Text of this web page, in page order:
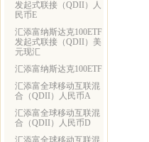
发起式联接（QDII）人
民币E
汇添富纳斯达克100ETF
发起式联接（QDII）美
元现汇
汇添富纳斯达克100ETF
汇添富全球移动互联混
合（QDII）人民币A
汇添富全球移动互联混
合（QDII）人民币D
汇添富全球移动互联混